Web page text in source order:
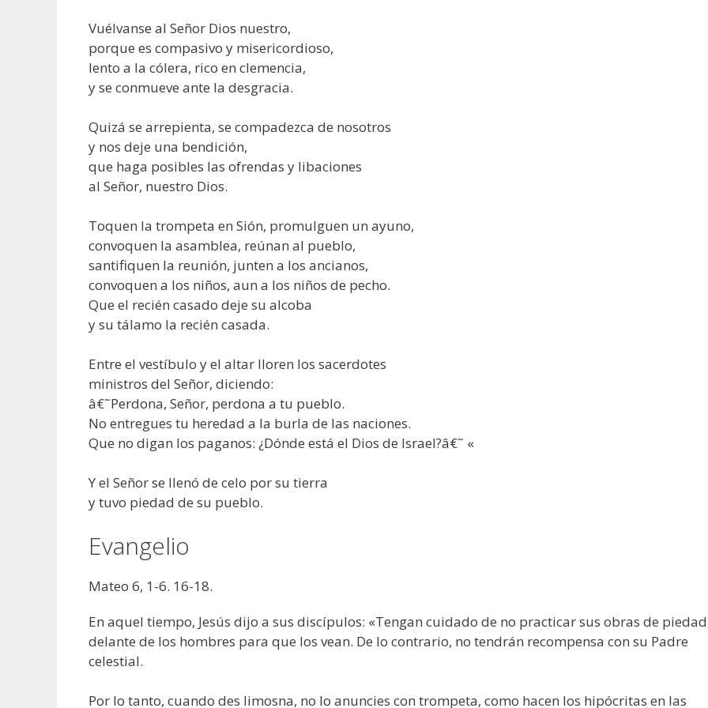
Vuélvanse al Señor Dios nuestro,
porque es compasivo y misericordioso,
lento a la cólera, rico en clemencia,
y se conmueve ante la desgracia.
Quizá se arrepienta, se compadezca de nosotros
y nos deje una bendición,
que haga posibles las ofrendas y libaciones
al Señor, nuestro Dios.
Toquen la trompeta en Sión, promulguen un ayuno,
convoquen la asamblea, reúnan al pueblo,
santifiquen la reunión, junten a los ancianos,
convoquen a los niños, aun a los niños de pecho.
Que el recién casado deje su alcoba
y su tálamo la recién casada.
Entre el vestíbulo y el altar lloren los sacerdotes
ministros del Señor, diciendo:
â€˜Perdona, Señor, perdona a tu pueblo.
No entregues tu heredad a la burla de las naciones.
Que no digan los paganos: ¿Dónde está el Dios de Israel?â€˜ «
Y el Señor se llenó de celo por su tierra
y tuvo piedad de su pueblo.
Evangelio
Mateo 6, 1-6. 16-18.
En aquel tiempo, Jesús dijo a sus discípulos: «Tengan cuidado de no practicar sus obras de piedad
delante de los hombres para que los vean. De lo contrario, no tendrán recompensa con su Padre
celestial.
Por lo tanto, cuando des limosna, no lo anuncies con trompeta, como hacen los hipócritas en las